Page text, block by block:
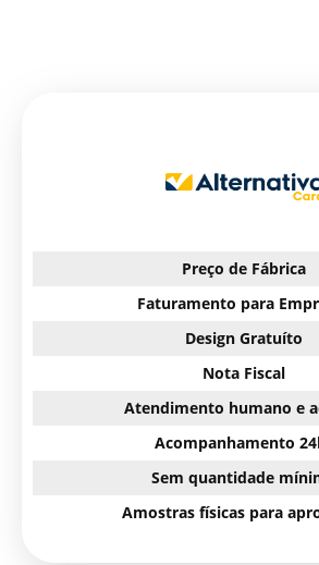
Preço de Fábrica
Faturamento para
Design Gratuíto
Nota Fiscal
Atendimento humano e
Acompanhamento
Sem quantidade
Amostras físicas para